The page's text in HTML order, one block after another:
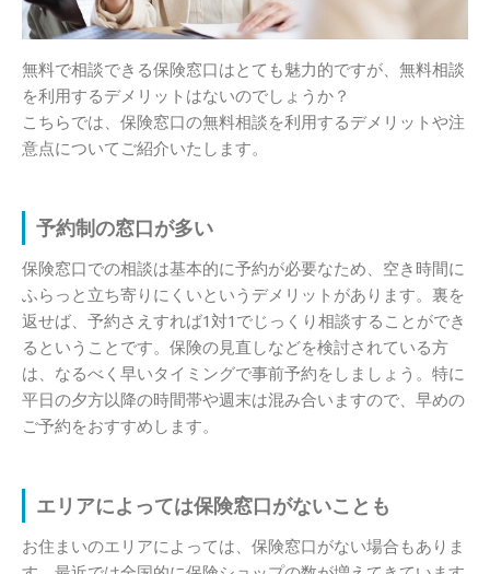
無料で相談できる保険窓口はとても魅力的ですが、無料相談
を利用するデメリットはないのでしょうか？
こちらでは、保険窓口の無料相談を利用するデメリットや注
意点についてご紹介いたします。
予約制の窓口が多い
保険窓口での相談は基本的に予約が必要なため、空き時間に
ふらっと立ち寄りにくいというデメリットがあります。裏を
返せば、予約さえすれば1対1でじっくり相談することができ
るということです。保険の見直しなどを検討されている方
は、なるべく早いタイミングで事前予約をしましょう。特に
平日の夕方以降の時間帯や週末は混み合いますので、早めの
ご予約をおすすめします。
エリアによっては保険窓口がないことも
お住まいのエリアによっては、保険窓口がない場合もありま